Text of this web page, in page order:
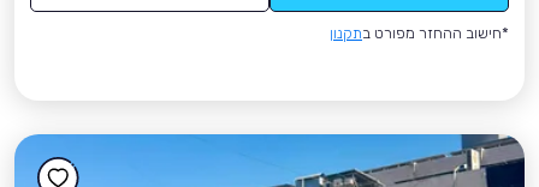
*חישוב ההחזר מפורט בתקנון